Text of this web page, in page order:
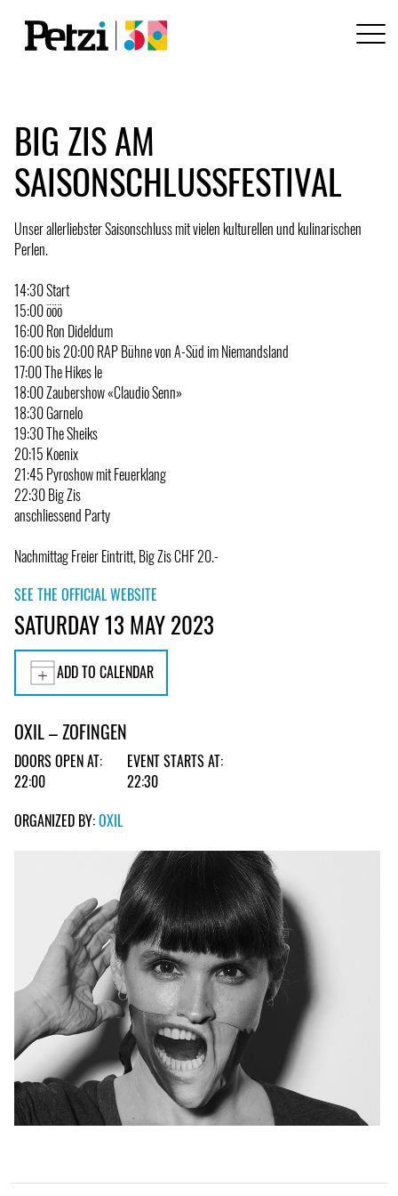
BIG ZIS AM
SAISONSCHLUSSFESTIVAL
Unser allerliebster Saisonschluss mit vielen kulturellen und kulinarischen
Perlen.
14:30 Start
15:00 ööö
16:00 Ron Dideldum
16:00 bis 20:00 RAP Bühne von A-Süd im Niemandsland
17:00 The Hikes le
18:00 Zaubershow «Claudio Senn»
18:30 Garnelo
19:30 The Sheiks
20:15 Koenix
21:45 Pyroshow mit Feuerklang
22:30 Big Zis
anschliessend Party
Nachmittag Freier Eintritt, Big Zis CHF 20.-
SEE THE OFFICIAL WEBSITE
SATURDAY 13 MAY 2023
ADD TO CALENDAR
OXIL – ZOFINGEN
DOORS OPEN AT:
22:00
EVENT STARTS AT:
22:30
ORGANIZED BY:OXIL